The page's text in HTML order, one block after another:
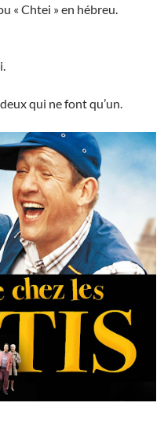
« Chtei » en hébreu.
qui ne font qu’un.